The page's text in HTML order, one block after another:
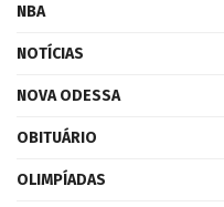
NBA
NOTÍCIAS
NOVA ODESSA
OBITUÁRIO
OLIMPÍADAS